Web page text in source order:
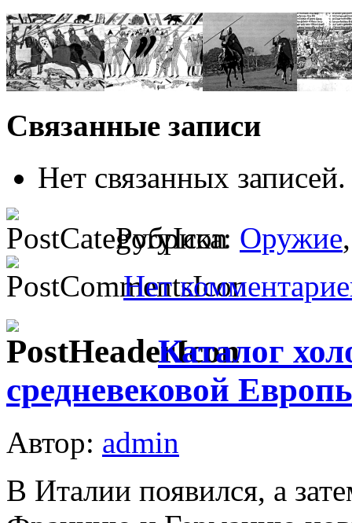
Связанные записи
Нет связанных записей.
Рубрика: Оружие
Нет
Каталог
средневековой
Автор: admin
В Италии появился, а